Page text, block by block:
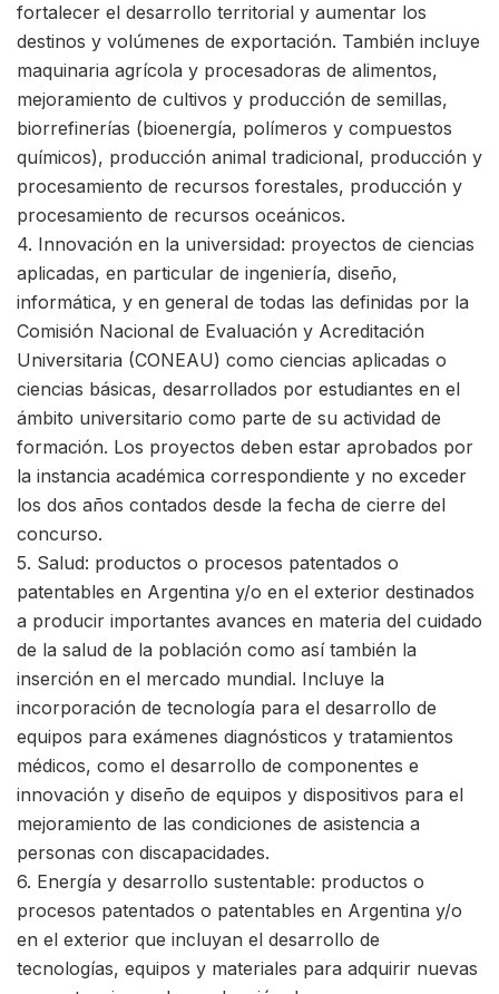
fortalecer el desarrollo territorial y aumentar los
destinos y volúmenes de exportación. También incluye
maquinaria agrícola y procesadoras de alimentos,
mejoramiento de cultivos y producción de semillas,
biorrefinerías (bioenergía, polímeros y compuestos
químicos), producción animal tradicional, producción y
procesamiento de recursos forestales, producción y
procesamiento de recursos oceánicos.
4. Innovación en la universidad: proyectos de ciencias
aplicadas, en particular de ingeniería, diseño,
informática, y en general de todas las definidas por la
Comisión Nacional de Evaluación y Acreditación
Universitaria (CONEAU) como ciencias aplicadas o
ciencias básicas, desarrollados por estudiantes en el
ámbito universitario como parte de su actividad de
formación. Los proyectos deben estar aprobados por
la instancia académica correspondiente y no exceder
los dos años contados desde la fecha de cierre del
concurso.
5. Salud: productos o procesos patentados o
patentables en Argentina y/o en el exterior destinados
a producir importantes avances en materia del cuidado
de la salud de la población como así también la
inserción en el mercado mundial. Incluye la
incorporación de tecnología para el desarrollo de
equipos para exámenes diagnósticos y tratamientos
médicos, como el desarrollo de componentes e
innovación y diseño de equipos y dispositivos para el
mejoramiento de las condiciones de asistencia a
personas con discapacidades.
6. Energía y desarrollo sustentable: productos o
procesos patentados o patentables en Argentina y/o
en el exterior que incluyan el desarrollo de
tecnologías, equipos y materiales para adquirir nuevas